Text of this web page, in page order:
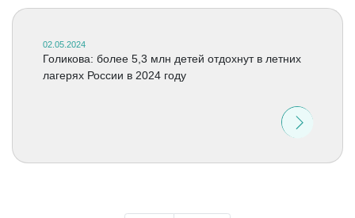
02.05.2024
Голикова: более 5,3 млн детей отдохнут в летних
лагерях России в 2024 году